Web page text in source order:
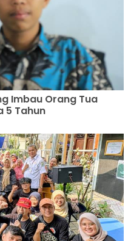
Imbau Orang Tua
5 Tahun